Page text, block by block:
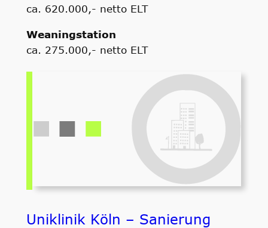
ca. 620.000,- netto ELT
Weaningstation
ca. 275.000,- netto ELT
Uniklinik Köln – Sanierung